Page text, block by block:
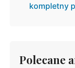
kompletny
Polecane